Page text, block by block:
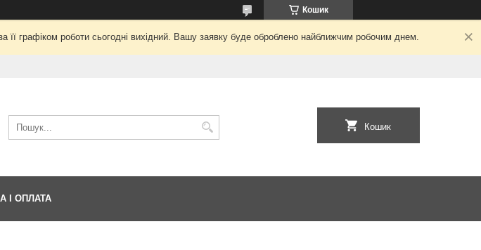
Кошик
графіком роботи сьогодні вихідний. Вашу заявку буде оброблено найближчим робочим днем.
Кошик
І ОПЛАТА